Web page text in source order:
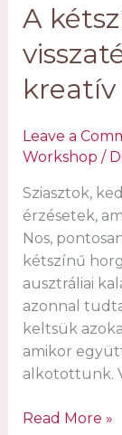
interjú
Dorinával
A
Leave a
Workshop /
Sziasztok,
érzésetek,
Nos,
kétszínű
ausztráliai
azonnal
keltsük
amikor
alkotottunk.
A
Read More »